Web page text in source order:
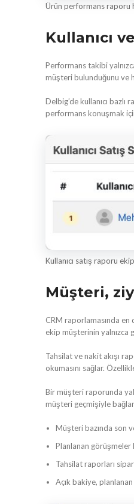
Ürün performans raporu
Kullanıcı
Performans takibi
müşteri bulunduğunu ve
Delbig’de kullanıcı
performans konuşmak
Kullanıcı satış raporu
Müşteri,
CRM raporlamasında
ekip müşterinin yalnızca
Tahsilat ve nakit akışı
okumasını sağlar.
Bir müşteri raporunda
müşteri geçmişiyle
Müşteri bazında son
Planlanan görüşmeler
Tahsilat raporları
Açık bakiye,